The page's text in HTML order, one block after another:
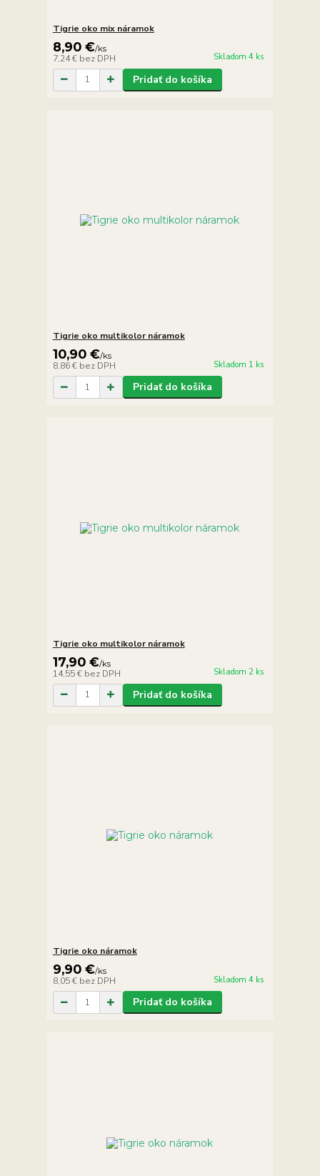
Tigrie oko mix náramok
8,90 €/ks
7,24 € bez DPH Skladom 4 ks
Pridať do košíka
Tigrie oko multikolor náramok
10,90 €/ks
8,86 € bez DPH Skladom 1 ks
Pridať do košíka
Tigrie oko multikolor náramok
17,90 €/ks
14,55 € bez DPH Skladom 2 ks
Pridať do košíka
Tigrie oko náramok
9,90 €/ks
8,05 € bez DPH Skladom 4 ks
Pridať do košíka